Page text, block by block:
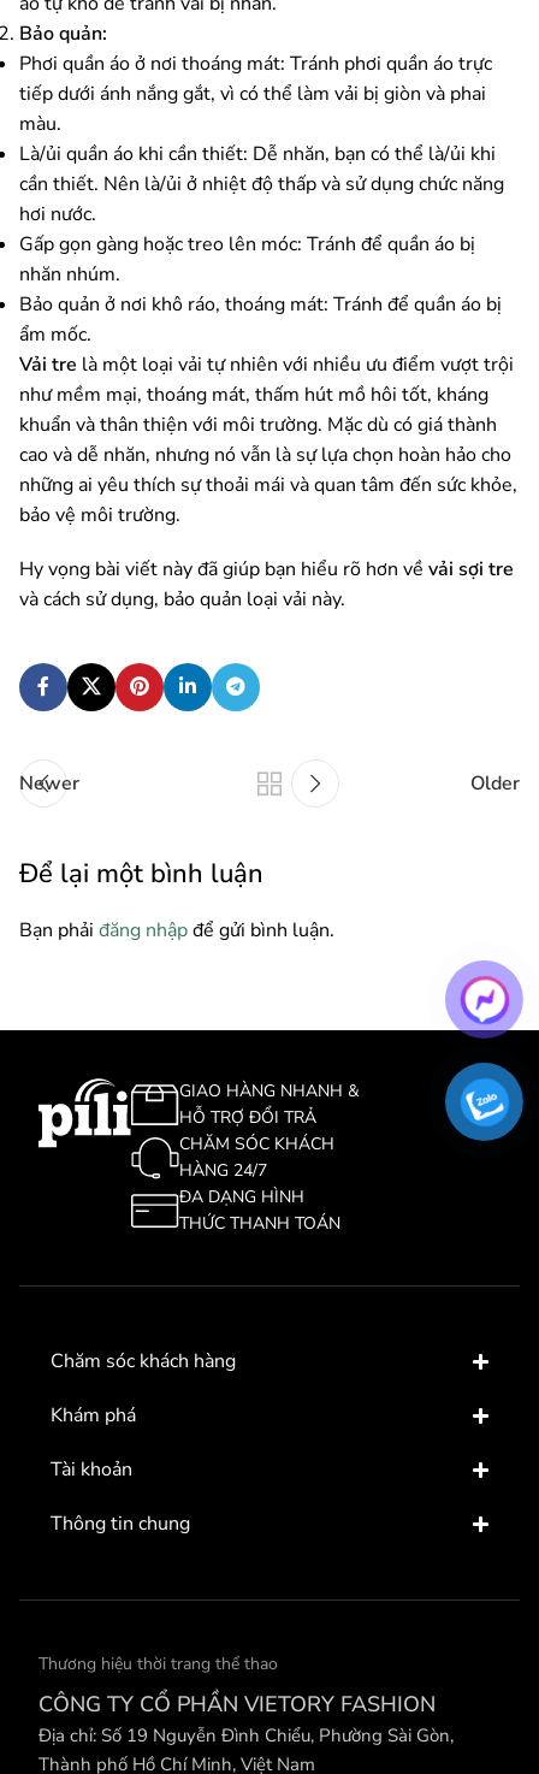
Bảo quản:
Phơi quần áo ở nơi thoáng mát: Tránh phơi quần áo trực
tiếp dưới ánh nắng gắt, vì có thể làm vải bị giòn và phai
màu.
Là/ủi quần áo khi cần thiết: Dễ nhăn, bạn có thể là/ủi khi
cần thiết. Nên là/ủi ở nhiệt độ thấp và sử dụng chức năng
hơi nước.
Gấp gọn gàng hoặc treo lên móc: Tránh để quần áo bị
nhăn nhúm.
Bảo quản ở nơi khô ráo, thoáng mát: Tránh để quần áo bị
ẩm mốc.
Vải tre là một loại vải tự nhiên với nhiều ưu điểm vượt trội
như mềm mại, thoáng mát, thấm hút mồ hôi tốt, kháng
khuẩn và thân thiện với môi trường. Mặc dù có giá thành
cao và dễ nhăn, nhưng nó vẫn là sự lựa chọn hoàn hảo cho
những ai yêu thích sự thoải mái và quan tâm đến sức khỏe,
bảo vệ môi trường.
Hy vọng bài viết này đã giúp bạn hiểu rõ hơn về vải sợi tre
và cách sử dụng, bảo quản loại vải này.
Newer Older
Để lại một bình luận
Bạn phải đăng nhậpđể gửi bình luận.
GIAO HÀNG NHANH &
HỖ TRỢ ĐỔI TRẢ
CHĂM SÓC KHÁCH
HÀNG 24/7
ĐA DẠNG HÌNH
THỨC THANH TOÁN
Chăm sóc khách hàng
Khám phá
Tài khoản
Thông tin chung
Thương hiệu thời trang thể thao
CÔNG TY CỔ PHẦN VIETORY FASHION
Địa chỉ: Số 19 Nguyễn Đình Chiểu, Phường Sài Gòn,
Thành phố Hồ Chí Minh, Việt Nam